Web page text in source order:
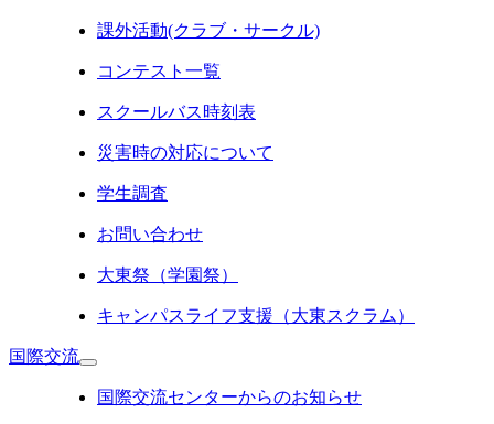
課外活動(クラブ・サークル)
コンテスト一覧
スクールバス時刻表
災害時の対応について
学生調査
お問い合わせ
大東祭（学園祭）
キャンパスライフ支援（大東スクラム）
国際交流
国際交流センターからのお知らせ